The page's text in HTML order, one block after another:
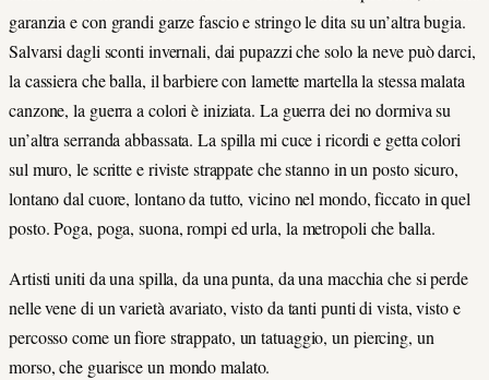
garanzia e con grandi garze fascio e stringo le dita su un’altra bugia.
Salvarsi dagli sconti invernali, dai pupazzi che solo la neve può darci,
la cassiera che balla, il barbiere con lamette martella la stessa malata
canzone, la guerra a colori è iniziata. La guerra dei no dormiva su
un’altra serranda abbassata. La spilla mi cuce i ricordi e getta colori
sul muro, le scritte e riviste strappate che stanno in un posto sicuro,
lontano dal cuore, lontano da tutto, vicino nel mondo, ficcato in quel
posto. Poga, poga, suona, rompi ed urla, la metropoli che balla.
Artisti uniti da una spilla, da una punta, da una macchia che si perde
nelle vene di un varietà avariato, visto da tanti punti di vista, visto e
percosso come un fiore strappato, un tatuaggio, un piercing, un
morso, che guarisce un mondo malato.